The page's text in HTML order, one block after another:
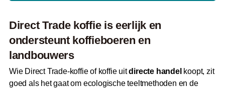
Direct Trade koffie is eerlijk en
ondersteunt koffieboeren en
landbouwers
Wie Direct Trade-koffie of koffie uitdirecte handel koopt, zit
goed als het gaat om ecologische teeltmethoden en de